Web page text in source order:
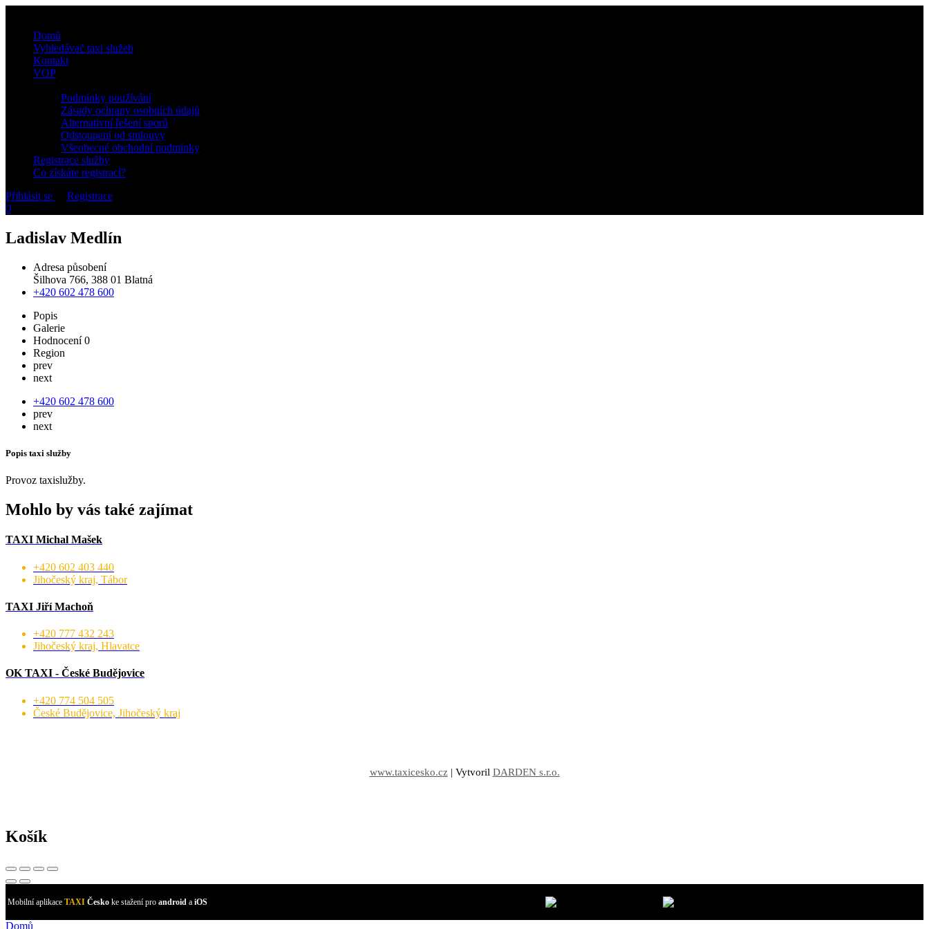
Domů
Vyhledávač taxi služeb
Kontakt
VOP
Podmínky používání
Zásady ochrany osobních údajů
Alternativní řešení sporů
Odstoupení od smlouvy
Všeobecné obchodní podmínky
Registrace služby
Co získáte registrací?
Přihlásit se
Registrace
0
Ladislav Medlín
Adresa působení
Šilhova 766, 388 01 Blatná
+420 602 478 600
Popis
Galerie
Hodnocení0
Region
prev
next
+420 602 478 600
prev
next
Popis taxi služby
Provoz taxislužby.
Mohlo by vás také zajímat
TAXI Michal Mašek
+420 602 403 440
Jihočeský kraj, Tábor
TAXI Jiří Machoň
+420 777 432 243
Jihočeský kraj, Hlavatce
OK TAXI - České Budějovice
+420 774 504 505
České Budějovice, Jihočeský kraj
www.taxicesko.cz| Vytvoril DARDEN s.r.o.
Košík
Mobilní aplikace TAXI Česko ke stažení pro android a iOS
Domů